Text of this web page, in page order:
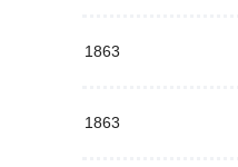
1863
1863